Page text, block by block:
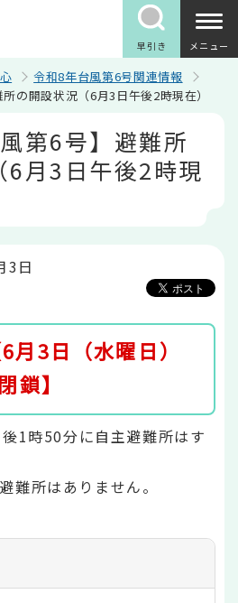
早引き メニュー
令和8年台風第6号関連情報
の開設状況（6月3日午後2時現在）
第6号】避難所
6月3日午後2時現
3日
6月3日（水曜日）
鎖】
1時50分に自主避難所はす
難所はありません。